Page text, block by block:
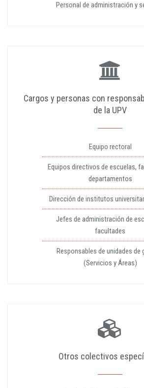
Personal de administración y
Cargos y personas con
de la UPV
Equipo rectoral
Equipos directivos de escuelas,
departamentos
Dirección de institutos
Jefes de administración de
facultades
Responsables de unidades de
(Servicios y Áreas)
Otros colectivos